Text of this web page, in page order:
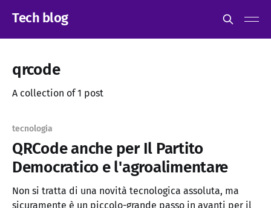
Tech blog
qrcode
A collection of 1 post
tecnologia
QRCode anche per Il Partito
Democratico e l'agroalimentare
Non si tratta di una novità tecnologica assoluta, ma
sicuramente è un piccolo-grande passo in avanti per il